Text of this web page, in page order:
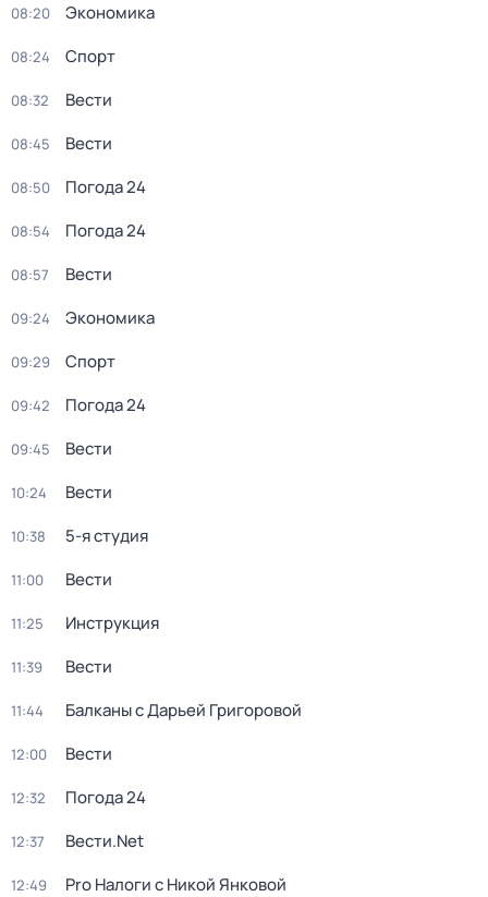
08:20 Экономика
08:24 Спорт
08:32 Вести
08:45 Вести
08:50 Погода 24
08:54 Погода 24
08:57 Вести
09:24 Экономика
09:29 Спорт
09:42 Погода 24
09:45 Вести
10:24 Вести
10:38 5-я студия
11:00 Вести
11:25 Инструкция
11:39 Вести
11:44 Балканы с Дарьей Григоровой
12:00 Вести
12:32 Погода 24
12:37 Вести.Net
12:49 Pro Налоги с Никой Янковой